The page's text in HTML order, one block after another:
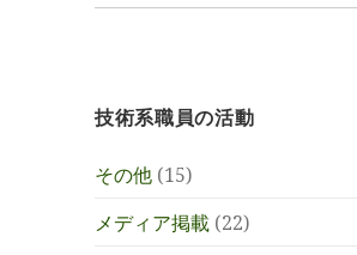
技術系職員の活動
その他 (15)
メディア掲載 (22)